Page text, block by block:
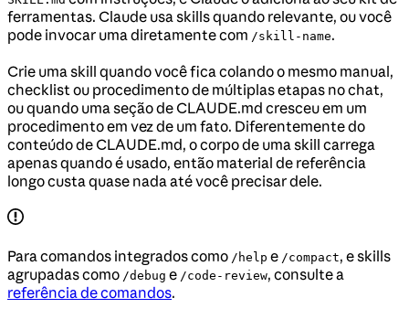
ferramentas. Claude usa skills quando relevante, ou você
pode invocar uma diretamente com /skill-name.
Crie uma skill quando você fica colando o mesmo manual,
checklist ou procedimento de múltiplas etapas no chat,
ou quando uma seção de CLAUDE.md cresceu em um
procedimento em vez de um fato. Diferentemente do
conteúdo de CLAUDE.md, o corpo de uma skill carrega
apenas quando é usado, então material de referência
longo custa quase nada até você precisar dele.
Para comandos integrados como /help e /compact, e skills
agrupadas como /debug e /code-review, consulte a
referência de comandos.